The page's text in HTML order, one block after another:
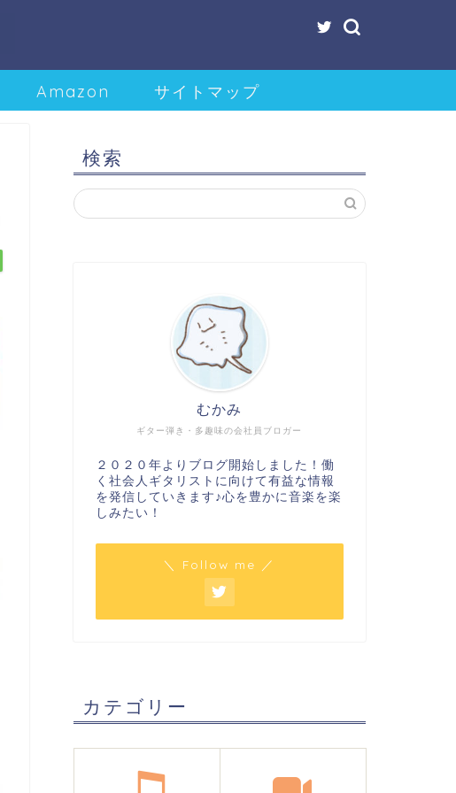
Amazon サイトマップ
検索
ギター弾き・多趣味の会社員ブロガー
むかみ
２０２０年よりブログ開始しました！働
く社会人ギタリストに向けて有益な情報
を発信していきます♪心を豊かに音楽を楽
しみたい！
＼ Follow me ／
カテゴリー